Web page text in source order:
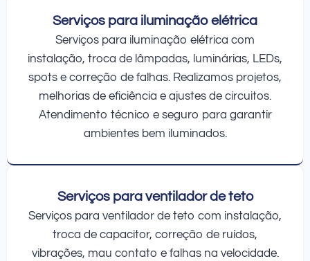
Serviços para iluminação elétrica
Serviços para iluminação elétrica com
instalação, troca de lâmpadas, luminárias, LEDs,
spots e correção de falhas. Realizamos projetos,
melhorias de eficiência e ajustes de circuitos.
Atendimento técnico e seguro para garantir
ambientes bem iluminados.
Serviços para ventilador de teto
Serviços para ventilador de teto com instalação,
troca de capacitor, correção de ruídos,
vibrações, mau contato e falhas na velocidade.